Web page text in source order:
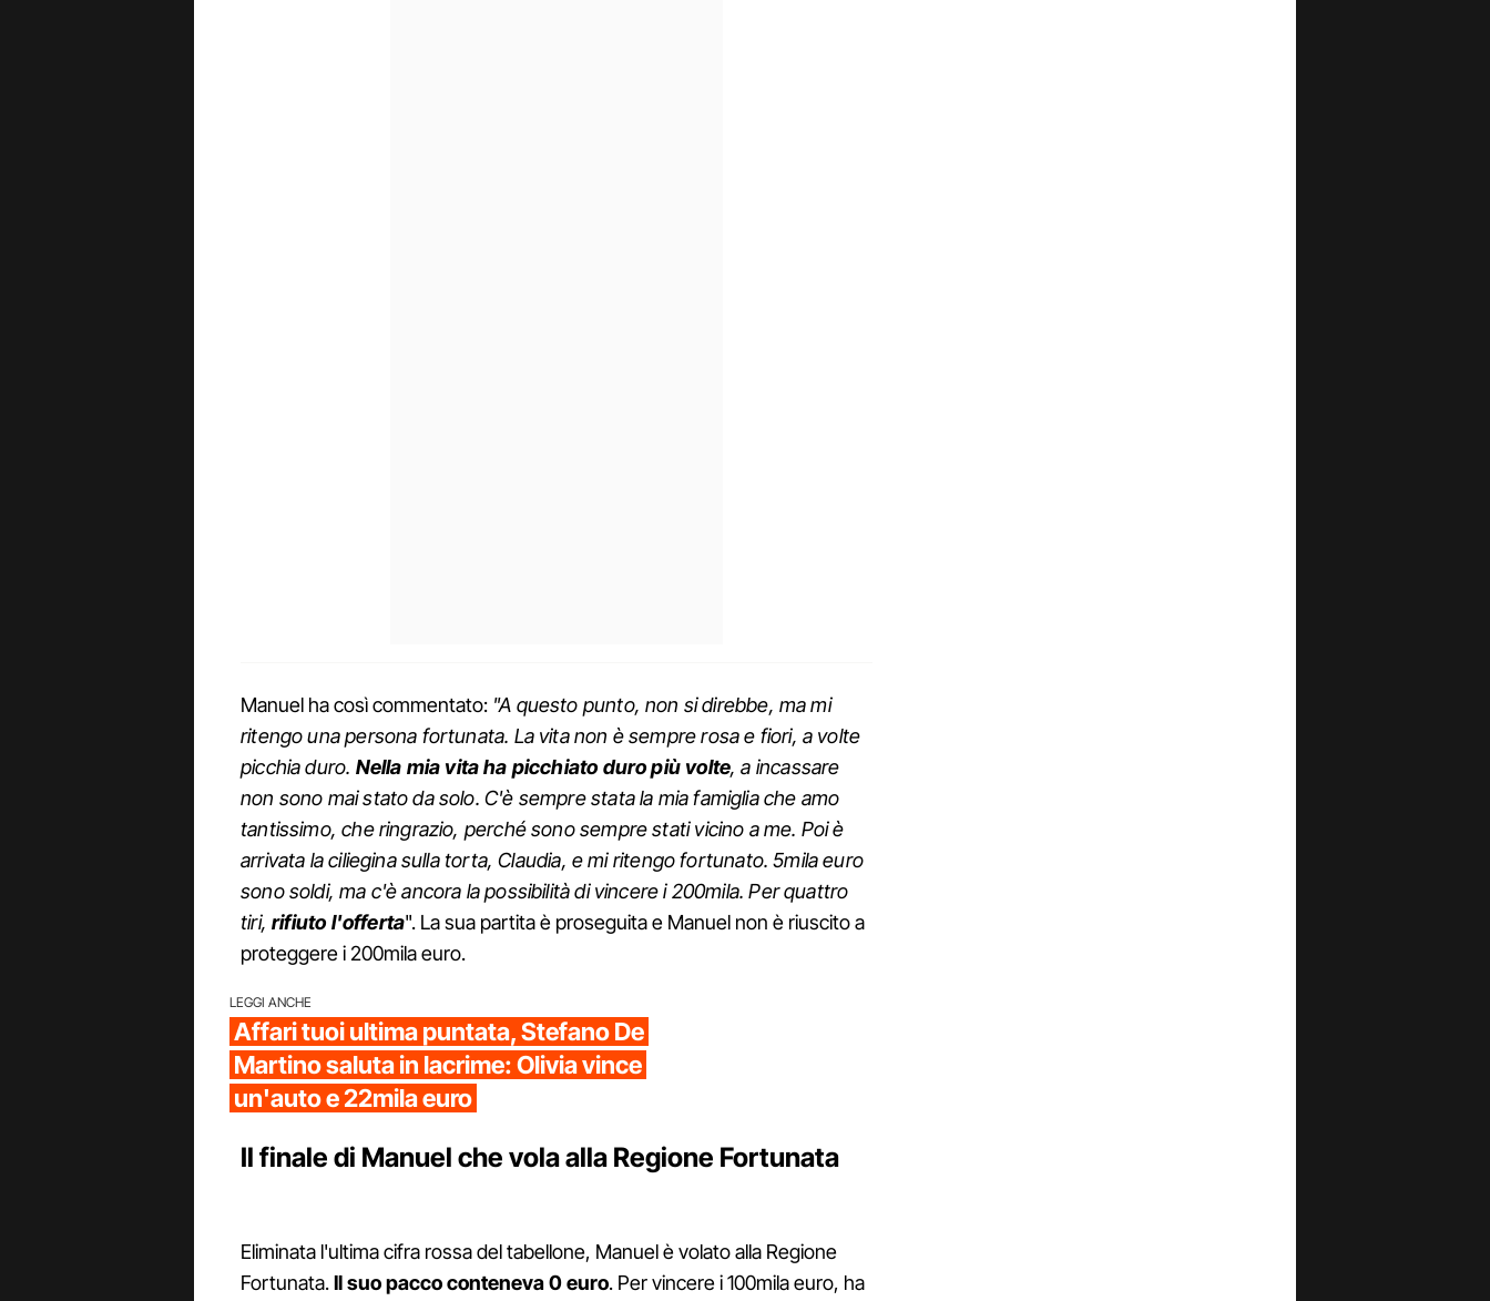
Manuel ha così commentato: "A questo punto, non si direbbe, ma mi
ritengo una persona fortunata. La vita non è sempre rosa e fiori, a volte
picchia duro. Nella mia vita ha picchiato duro più volte, a incassare
non sono mai stato da solo. C'è sempre stata la mia famiglia che amo
tantissimo, che ringrazio, perché sono sempre stati vicino a me. Poi è
arrivata la ciliegina sulla torta, Claudia, e mi ritengo fortunato. 5mila euro
sono soldi, ma c'è ancora la possibilità di vincere i 200mila. Per quattro
tiri,rifiuto l'offerta". La sua partita è proseguita e Manuel non è riuscito a
proteggere i 200mila euro.
LEGGI ANCHE
Affari tuoi ultima puntata, Stefano De
Martino saluta in lacrime: Olivia vince
un'auto e 22mila euro
Il finale di Manuel che vola alla Regione Fortunata
Eliminata l'ultima cifra rossa del tabellone, Manuel è volato alla Regione
Fortunata.Il suo pacco conteneva 0 euro. Per vincere i 100mila euro, ha